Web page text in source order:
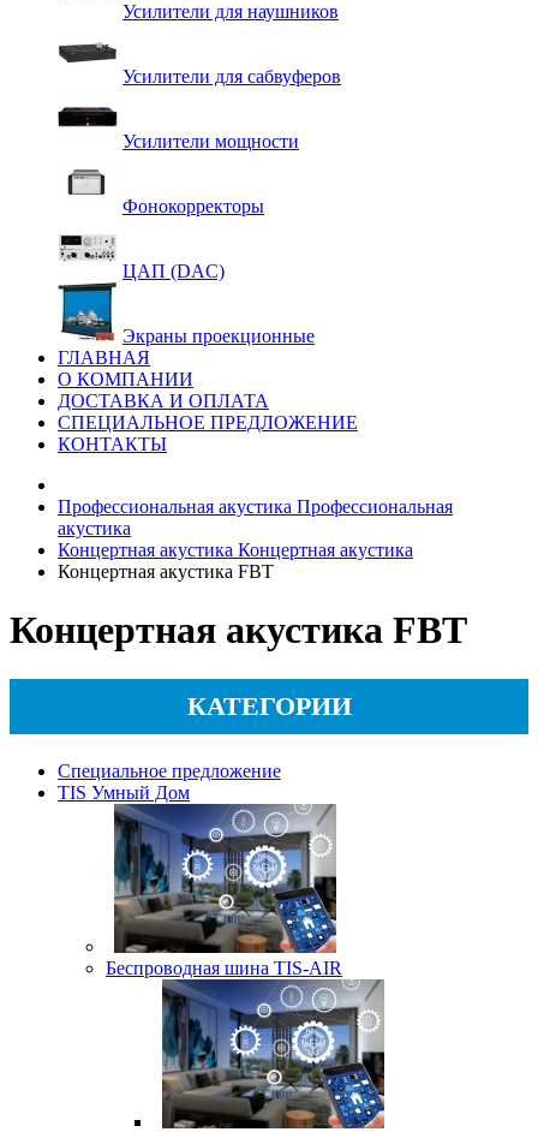
Усилители для наушников
Усилители для сабвуферов
Усилители мощности
Фонокорректоры
ЦАП (DAC)
Экраны проекционные
ГЛАВНАЯ
О КОМПАНИИ
ДОСТАВКА И ОПЛАТА
СПЕЦИАЛЬНОЕ ПРЕДЛОЖЕНИЕ
КОНТАКТЫ
Профессиональная акустика Профессиональная
акустика
Концертная акустика Концертная акустика
Концертная акустика FBT
Концертная акустика FBT
КАТЕГОРИИ
Специальное предложение
TIS Умный Дом
Беспроводная шина TIS-AIR